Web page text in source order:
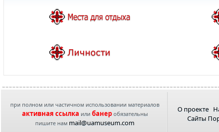
при полном или частичном использовании материалов
активная ссылка или банеробязательны
пишите нам mail@uamuseum.com
О проекте
Сайты